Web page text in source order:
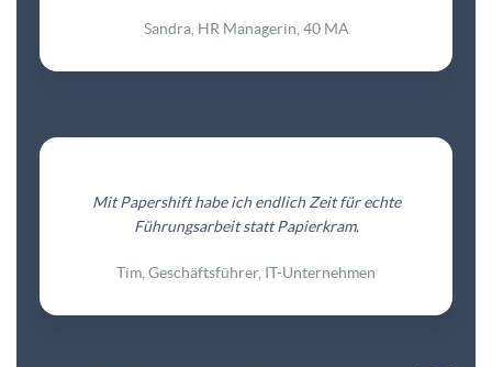
Sandra, HR Managerin, 40 MA
Mit Papershift habe ich endlich Zeit für echte
Führungsarbeit statt Papierkram.
Tim, Geschäftsführer, IT-Unternehmen